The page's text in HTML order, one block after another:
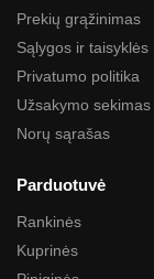
Prekių grąžinimas
Sąlygos ir taisyklės
Privatumo politika
Užsakymo sekimas
Norų sąrašas
Parduotuvė
Rankinės
Kuprinės